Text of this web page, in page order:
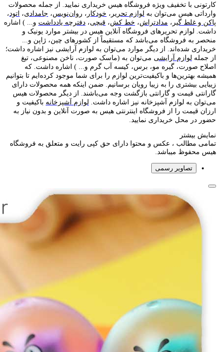
کارتونی با تخفیف ویژه فروشگاه هیس خریداری نمایید. از جمله محصولات
وارداتی هیس می‌توان به لوازم تحریر ، خودکار ، روان‌نویس، جامدادی، اتود ،
پاکن و غلط گیر ، مدادتراش، خط کش، قیچی، دفترچه یادداشت و... ) اشاره
داشت. لوازم تحریر‌های فروشگاه آنلاین هیس در بیشتر موارد یونیک و
منحصر به فروشگاه می‌باشد که مستقیماً از کشور‌های چین، ژاپن و...
خریداری شده‌اند. از دیگر موارد می‌توان به لوازم آرایشی نیز اشاره داشت؛
از جمله لوازم آرایشی می‌توان به (ماسک صورت، ناخن مصنوعی، تیغ
اصلاح صورت، گیره مو، برس، کیسه آب گرم و... ) اشاره داشت. که
همیشه بهترین‌ها و باکیفیت‌ترین لوازم را برای شما موجود کرده‌ایم تا بتوانیم
زیبایی بیشتری را به زیبا رویان برسانیم. ضمن اینکه همه محصولات دارای
گارانتی قیمت و گارانتی بازگشت وجه می‌باشند. از دیگر محصولات هیس
می‌توان به لوازم آشپزخانه نیز اشاره داشت. لوازم آشپزخانه باکیفیت و
ارزان قیمت را از فروشگاه اینترنتی هیس به صورت آنلاین و بدون نیاز به
حضور در محل خریداری نمایید.
نمایش بیشتر
تمامی مطالب ، عکس و محتوا دارای حق کپی رایت و متعلق به فروشگاه
هیس محفوظ میباشد.
تصاویر رسمی